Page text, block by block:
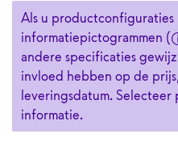
Als u een grijze knop
Als u productconfiguraties
informatiepictogrammen (
andere specificaties
invloed hebben op de
leveringsdatum. Selecteer
informatie.